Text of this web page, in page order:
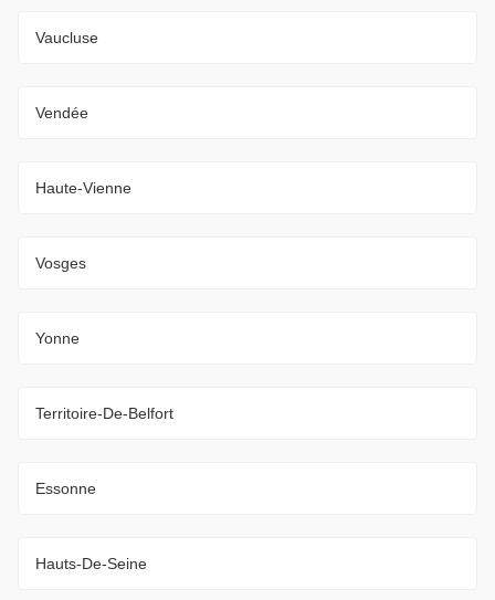
Vaucluse
Vendée
Haute-Vienne
Vosges
Yonne
Territoire-De-Belfort
Essonne
Hauts-De-Seine